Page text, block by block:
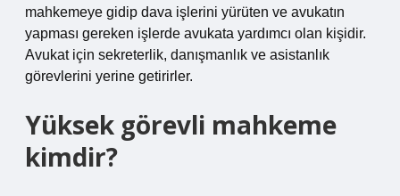
mahkemeye gidip dava işlerini yürüten ve avukatın
yapması gereken işlerde avukata yardımcı olan kişidir.
Avukat için sekreterlik, danışmanlık ve asistanlık
görevlerini yerine getirirler.
Yüksek görevli mahkeme
kimdir?